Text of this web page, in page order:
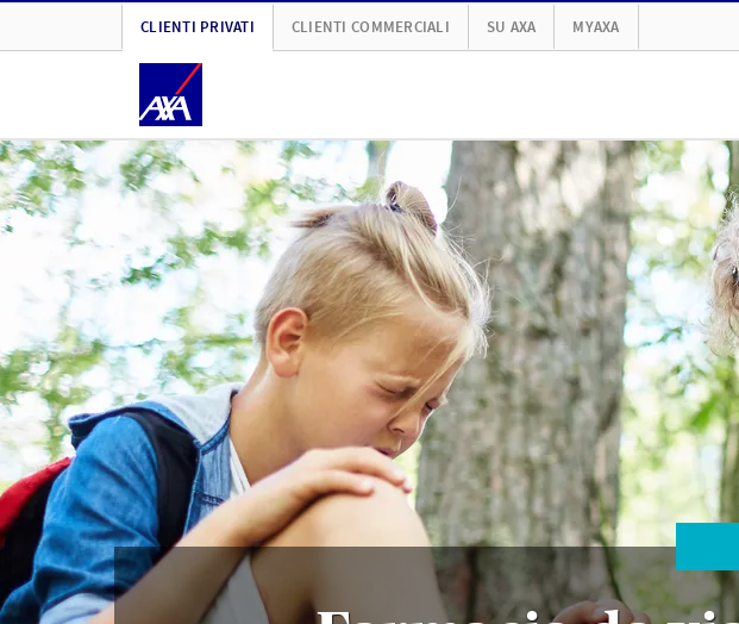
CLIENTI PRIVATI CLIENTI COMMERCIALI SU AXA MYAXA